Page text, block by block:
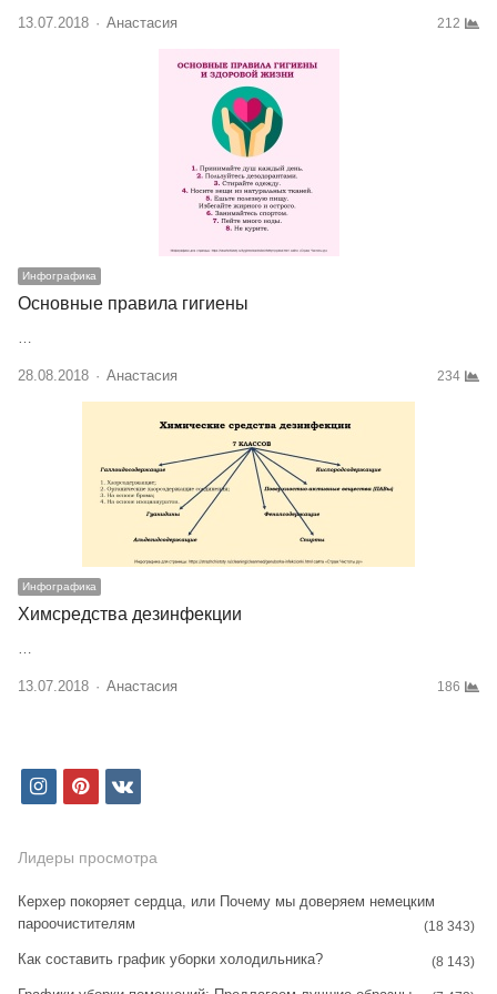
13.07.2018 Author
Анастасия 212
Инфографика
Основные правила гигиены
…
28.08.2018 Author
Анастасия 234
Инфографика
Химсредства дезинфекции
13.07.2018 Author
Анастасия 186
i
s
a
g
p
n
e
r
v
Лидеры просмотра
Керхер покоряет сердца, или Почему мы доверяем немецким
пароочистителям
(18 343)
Как составить график уборки холодильника? (8 143)